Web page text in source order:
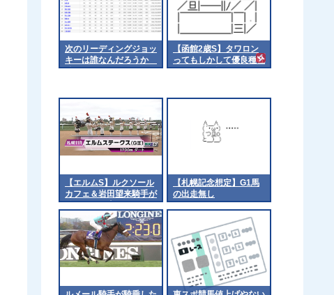
次のリーディングジョッ
キーは誰なんだろうか
他
【函館2歳S】タワロン
ってもしかして優良種牡
馬では? 他
【エルムS】ルクソール
カフェ＆岩田望来騎手が
ｷﾀ━━━━(ﾟ
∀ﾟ)━━━━!!
【札幌記念想定】G1馬
の出走無し